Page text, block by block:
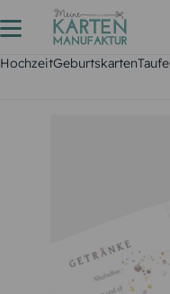
HochzeitGeburtskartenTaufe